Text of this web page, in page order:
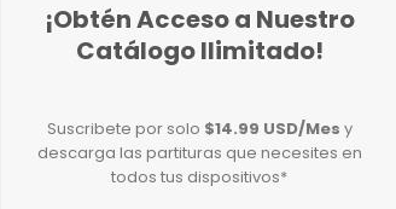
¡Obtén Acceso a Nuestro
Catálogo Ilimitado!
Suscribete por solo $14.99 USD/Mes y
descarga las partituras que necesites en
todos tus dispositivos*